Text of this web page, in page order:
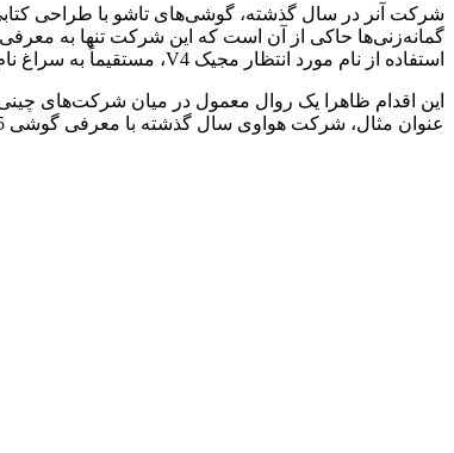
استفاده از نام مورد انتظار مجیک V4، مستقیماً به سراغ نام مجیک V5 خواهد رفت.
این اقدام ظاهرا یک روال معمول در میان شرکت‌های
عنوان مثال، شرکت هواوی سال گذشته با معرفی گوشی Mate X5 و چشم‌پوشی از مدل Mate X4، رویکردی مشابه را اتخاذ کرد.